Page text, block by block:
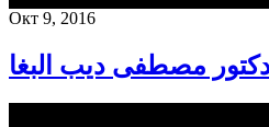
Окт 9, 2016
مصطفى ديب البغا